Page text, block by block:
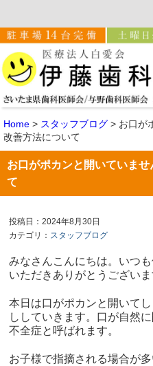
Home > スタッフブログ > お口が
改善方法について
お口がポカンと開いていま
て
投稿日：2024年8月30日
カテゴリ： スタッフブログ
みなさんこんにちは。いつ
いただきありがとうございま
本日は口がポカンと開いて
ししていきます。口が自然
不全症と呼ばれます。
お子様で指摘される場合が